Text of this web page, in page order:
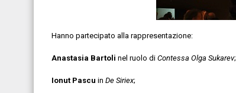
Hanno partecipato alla rappresentazione:
Anastasia Bartoli nel ruolo di Contessa Olga Sukarev;
Ionut Pascu in De Siriex;